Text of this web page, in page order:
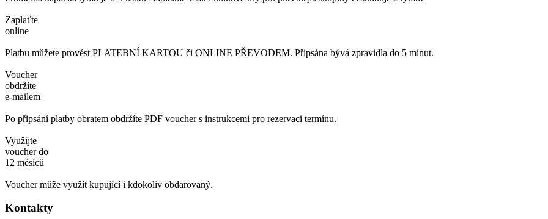
Zaplaťte
online
Platbu můžete provést PLATEBNÍ KARTOU či ONLINE PŘEVODEM. Připsána bývá zpravidla do 5 minut.
Voucher
obdržíte
e-mailem
Po připsání platby obratem obdržíte PDF voucher s instrukcemi pro rezervaci termínu.
Využijte
voucher do
12 měsíců
Voucher může využít kupující i kdokoliv obdarovaný.
Kontakty